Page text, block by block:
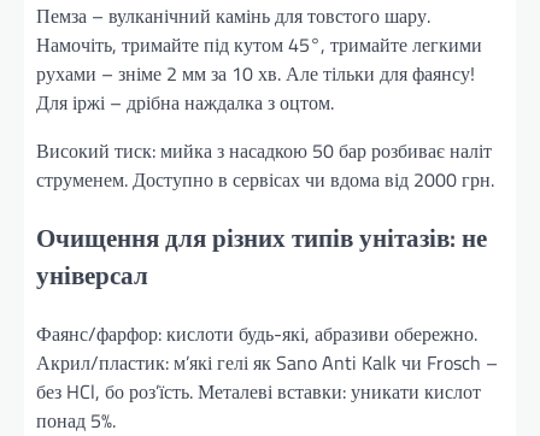
Пемза – вулканічний камінь для товстого шару.
Намочіть, тримайте під кутом 45°, тримайте легкими
рухами – зніме 2 мм за 10 хв. Але тільки для фаянсу!
Для іржі – дрібна наждалка з оцтом.
Високий тиск: мийка з насадкою 50 бар розбиває наліт
струменем. Доступно в сервісах чи вдома від 2000 грн.
Очищення для різних типів унітазів: не
універсал
Фаянс/фарфор: кислоти будь-які, абразиви обережно.
Акрил/пластик: м’які гелі як Sano Anti Kalk чи Frosch –
без HCl, бо роз’їсть. Металеві вставки: уникати кислот
понад 5%.